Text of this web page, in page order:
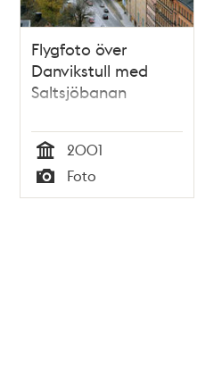
Flygfoto över
Danvikstull med
Saltsjöbanan
Tid
2001
Typ
Foto